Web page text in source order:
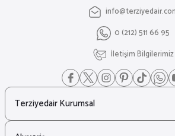
0 (212) 511 66 95
İletişim Bilgilerimiz
Terziyedair Kurumsal